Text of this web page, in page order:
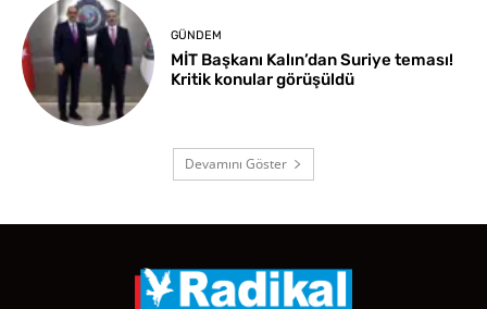
GÜNDEM
MİT Başkanı Kalın’dan Suriye teması!
Kritik konular görüşüldü
Devamını Göster